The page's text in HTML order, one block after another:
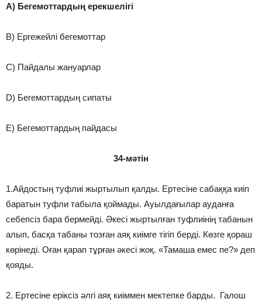
A) Бегемоттардың ерекшелігі
B) Ергежейлі бегемоттар
C) Пайдалы жануарлар
D) Бегемоттардың сипаты
E) Бегемоттардың пайдасы
34-мәтін
1.Айдостың туфлиі жыртылып қалды. Ертесіне сабаққа киіп
баратын туфли табыла қоймады. Ауылдағылар ауданға
себепсіз бара бермейді. Әкесі жыртылған туфлиінің табанын
алып, басқа табаны тозған аяқ киімге тігіп берді. Көзге қораш
көрінеді. Оған қарап тұрған әкесі жоқ. «Тамаша емес пе?» деп
қояды.
2. Ертесіне еріксіз әлгі аяқ киіммен мектепке барды. Галош